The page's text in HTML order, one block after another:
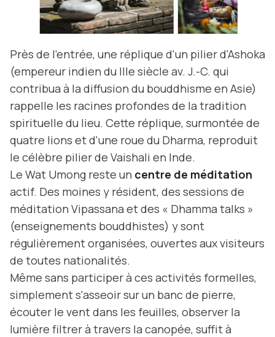
Près de l'entrée, une réplique d'un pilier d'Ashoka
(empereur indien du IIIe siècle av. J.-C. qui
contribua à la diffusion du bouddhisme en Asie)
rappelle les racines profondes de la tradition
spirituelle du lieu. Cette réplique, surmontée de
quatre lions et d'une roue du Dharma, reproduit
le célèbre pilier de Vaishali en Inde.
Le Wat Umong reste un centre de méditation
actif. Des moines y résident, des sessions de
méditation Vipassana et des « Dhamma talks »
(enseignements bouddhistes) y sont
régulièrement organisées, ouvertes aux visiteurs
de toutes nationalités.
Même sans participer à ces activités formelles,
simplement s'asseoir sur un banc de pierre,
écouter le vent dans les feuilles, observer la
lumière filtrer à travers la canopée, suffit à